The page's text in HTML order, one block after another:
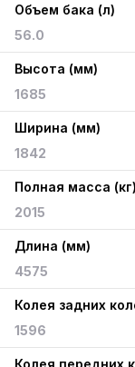
Объем бака (л)
56.0
Высота (мм)
1685
Ширина (мм)
1842
Полная масса (кг)
2015
Длина (мм)
4575
Колея задних
1596
Колея передних